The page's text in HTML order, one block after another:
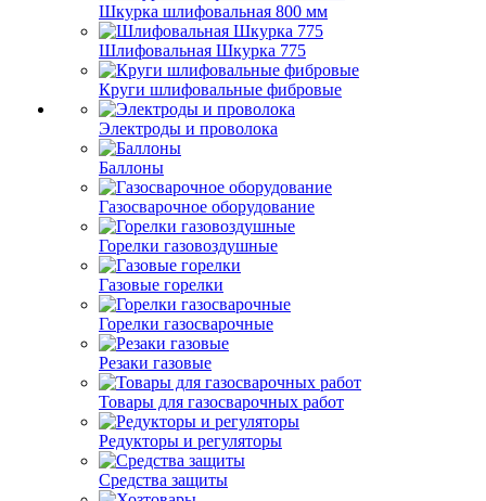
Шкурка шлифовальная 800 мм
Шлифовальная Шкурка 775
Круги шлифовальные фибровые
Электроды и проволока
Баллоны
Газосварочное оборудование
Горелки газовоздушные
Газовые горелки
Горелки газосварочные
Резаки газовые
Товары для газосварочных работ
Редукторы и регуляторы
Средства защиты